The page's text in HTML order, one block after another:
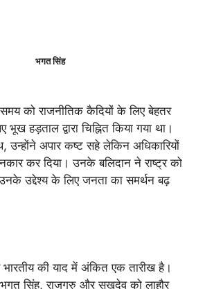
भगत सिंह
को राजनीतिक कैदियों के लिए बेहतर
हड़ताल द्वारा चिह्नित किया गया था।
उन्होंने अपार कष्ट सहे लेकिन अधिकारियों
कर दिया। उनके बलिदान ने राष्ट्र को
उद्देश्य के लिए जनता का समर्थन बढ़
की याद में अंकित एक तारीख है।
सिंह, राजगुरु और सुखदेव को लाहौर